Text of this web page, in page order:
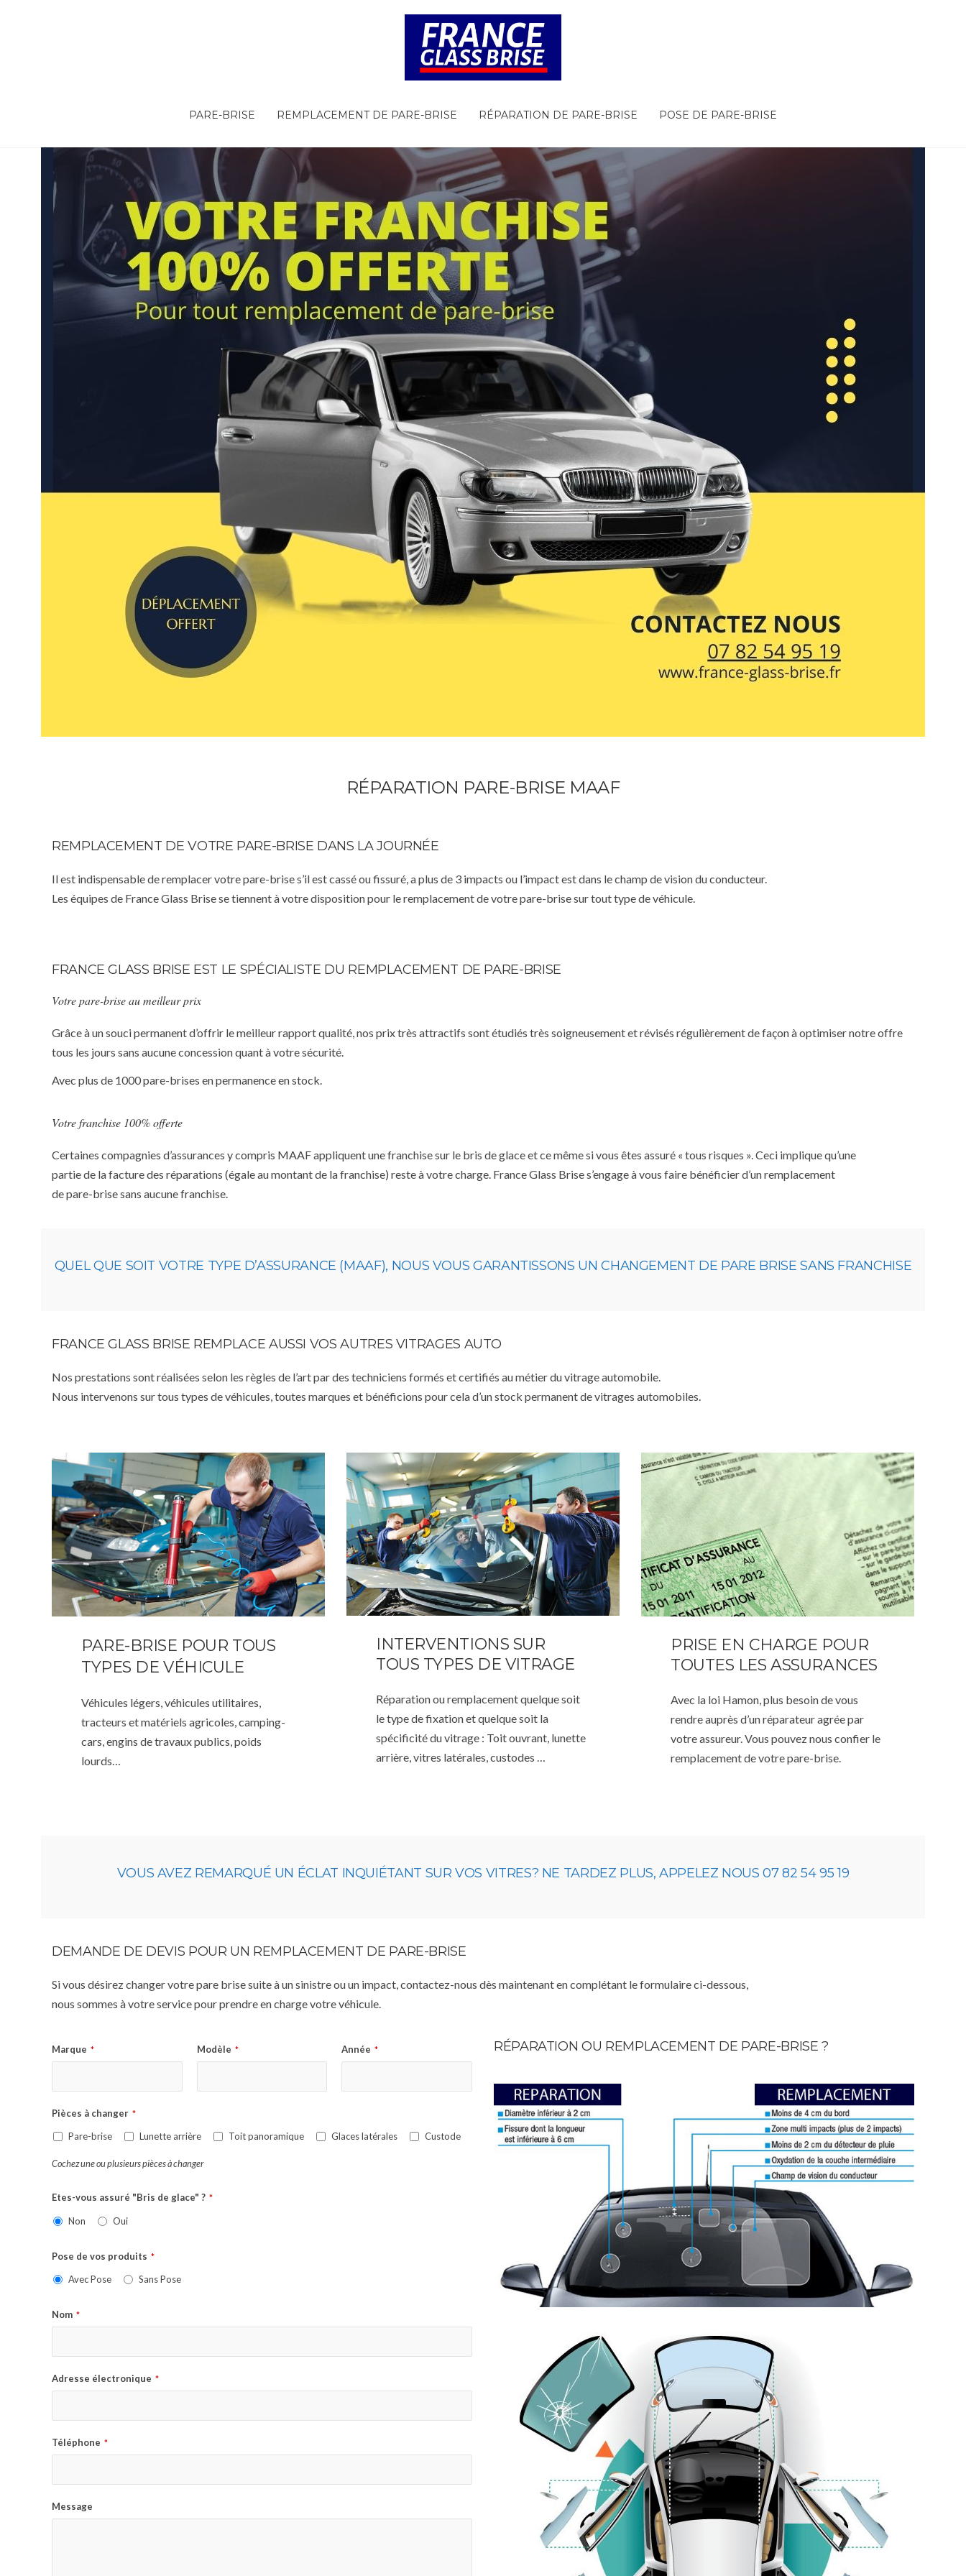
PARE-BRISE REMPLACEMENT DE PARE-BRISE RÉPARATION DE PARE-BRISE POSE DE PARE-BRISE
RÉPARATION PARE-BRISE MAAF
REMPLACEMENT DE VOTRE PARE-BRISE DANS LA JOURNÉE
Il est indispensable de remplacer votre pare-brise s’il est cassé ou fissuré, a plus de 3 impacts ou l’impact est dans le champ de vision du conducteur.
Les équipes de France Glass Brise se tiennent à votre disposition pour le remplacement de votre pare-brise sur tout type de véhicule.
FRANCE GLASS BRISE EST LE SPÉCIALISTE DU REMPLACEMENT DE PARE-BRISE
Votre pare-brise au meilleur prix
Grâce à un souci permanent d’offrir le meilleur rapport qualité, nos prix très attractifs sont étudiés très soigneusement et révisés régulièrement de façon à optimiser notre offre
tous les jours sans aucune concession quant à votre sécurité.
Avec plus de 1000 pare-brises en permanence en stock.
Votre franchise 100% offerte
Certaines compagnies d’assurances y compris MAAF appliquent une franchise sur le bris de glace et ce même si vous êtes assuré « tous risques ». Ceci implique qu’une
partie de la facture des réparations (égale au montant de la franchise) reste à votre charge. France Glass Brise s’engage à vous faire bénéficier d’un remplacement
de pare-brise sans aucune franchise.
QUEL QUE SOIT VOTRE TYPE D’ASSURANCE (MAAF), NOUS VOUS GARANTISSONS UN CHANGEMENT DE PARE BRISE SANS FRANCHISE
FRANCE GLASS BRISE REMPLACE AUSSI VOS AUTRES VITRAGES AUTO
Nos prestations sont réalisées selon les règles de l’art par des techniciens formés et certifiés au métier du vitrage automobile.
Nous intervenons sur tous types de véhicules, toutes marques et bénéficions pour cela d’un stock permanent de vitrages automobiles.
PARE-BRISE POUR TOUS
TYPES DE VÉHICULE
Véhicules légers, véhicules utilitaires,
tracteurs et matériels agricoles, camping-
cars, engins de travaux publics, poids
lourds…
INTERVENTIONS SUR
TOUS TYPES DE VITRAGE
Réparation ou remplacement quelque soit
le type de fixation et quelque soit la
spécificité du vitrage : Toit ouvrant, lunette
arrière, vitres latérales, custodes …
PRISE EN CHARGE POUR
TOUTES LES ASSURANCES
Avec la loi Hamon, plus besoin de vous
rendre auprès d’un réparateur agrée par
votre assureur. Vous pouvez nous confier le
remplacement de votre pare-brise.
VOUS AVEZ REMARQUÉ UN ÉCLAT INQUIÉTANT SUR VOS VITRES? NE TARDEZ PLUS, APPELEZ NOUS 07 82 54 95 19
DEMANDE DE DEVIS POUR UN REMPLACEMENT DE PARE-BRISE
Si vous désirez changer votre pare brise suite à un sinistre ou un impact, contactez-nous dès maintenant en complétant le formulaire ci-dessous,
nous sommes à votre service pour prendre en charge votre véhicule.
Marque * Modèle * Année *
Pièces à changer *
Pare-brise Lunette arrière Toit panoramique Glaces latérales Custode
Cochez une ou plusieurs pièces à changer
Etes-vous assuré "Bris de glace" ? *
Non Oui
Pose de vos produits *
Avec Pose Sans Pose
Nom *
Adresse électronique *
Téléphone *
Message
RÉPARATION OU REMPLACEMENT DE PARE-BRISE ?